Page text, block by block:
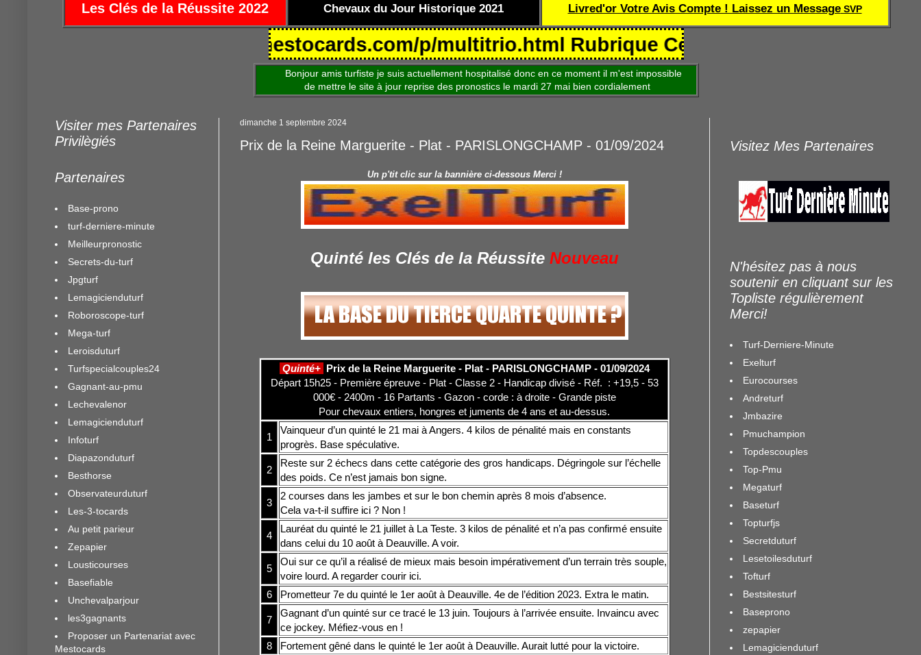
Les Clés de la Réussite 2022 Chevaux du Jour Historique 2021 Livred'or Votre Avis Compte ! Laissez un MessageSVP
10/2021 https://www.mestocards.com/p/multitrio.html Rubrique Coef de réussite TQOQD 24
Bonjour amis turfiste je suis actuellement hospitalisé donc en ce moment il m'est impossible
de mettre le site à jour reprise des pronostics le mardi 27 mai bien cordialement
dimanche 1 septembre 2024
Prix de la Reine Marguerite - Plat - PARISLONGCHAMP - 01/09/2024
Un p'tit clic sur la bannière ci-dessous Merci !
Quinté les Clés de la Réussite Nouveau
Quinté+ Prix de la Reine Marguerite - Plat - PARISLONGCHAMP - 01/09/2024
Départ 15h25 - Première épreuve - Plat - Classe 2 - Handicap divisé - Réf. : +19,5 - 53
000€ - 2400m - 16 Partants - Gazon - corde : à droite - Grande piste
Pour chevaux entiers, hongres et juments de 4 ans et au-dessus.
1
Vainqueur d’un quinté le 21 mai à Angers. 4 kilos de pénalité mais en constants
progrès. Base spéculative.
2
Reste sur 2 échecs dans cette catégorie des gros handicaps. Dégringole sur l’échelle
des poids. Ce n’est jamais bon signe.
3
2 courses dans les jambes et sur le bon chemin après 8 mois d’absence.
Cela va-t-il suffire ici ? Non !
4
Lauréat du quinté le 21 juillet à La Teste. 3 kilos de pénalité et n’a pas confirmé ensuite
dans celui du 10 août à Deauville. A voir.
5
Oui sur ce qu’il a réalisé de mieux mais besoin impérativement d’un terrain très souple,
voire lourd. A regarder courir ici.
6
Prometteur 7e du quinté le 1er août à Deauville. 4e de l’édition 2023. Extra le matin.
7
Gagnant d’un quinté sur ce tracé le 13 juin. Toujours à l’arrivée ensuite. Invaincu avec
ce jockey. Méfiez-vous en !
8
Fortement gêné dans le quinté le 1er août à Deauville. Aurait lutté pour la victoire.
Visiter mes Partenaires
Privilègiés
Partenaires
Base-prono
turf-derniere-minute
Meilleurpronostic
Secrets-du-turf
Jpgturf
Lemagicienduturf
Roboroscope-turf
Mega-turf
Leroisduturf
Turfspecialcouples24
Gagnant-au-pmu
Lechevalenor
Lemagicienduturf
Infoturf
Diapazonduturf
Besthorse
Observateurduturf
Les-3-tocards
Au petit parieur
Zepapier
Lousticourses
Basefiable
Unchevalparjour
les3gagnants
Proposer un Partenariat avec
Mestocards
Visitez Mes Partenaires
N'hésitez pas à nous
soutenir en cliquant sur les
Topliste régulièrement
Merci!
Turf-Derniere-Minute
Exelturf
Eurocourses
Andreturf
Jmbazire
Pmuchampion
Topdescouples
Top-Pmu
Megaturf
Baseturf
Topturfjs
Secretduturf
Lesetoilesduturf
Tofturf
Bestsitesturf
Baseprono
zepapier
Lemagicienduturf